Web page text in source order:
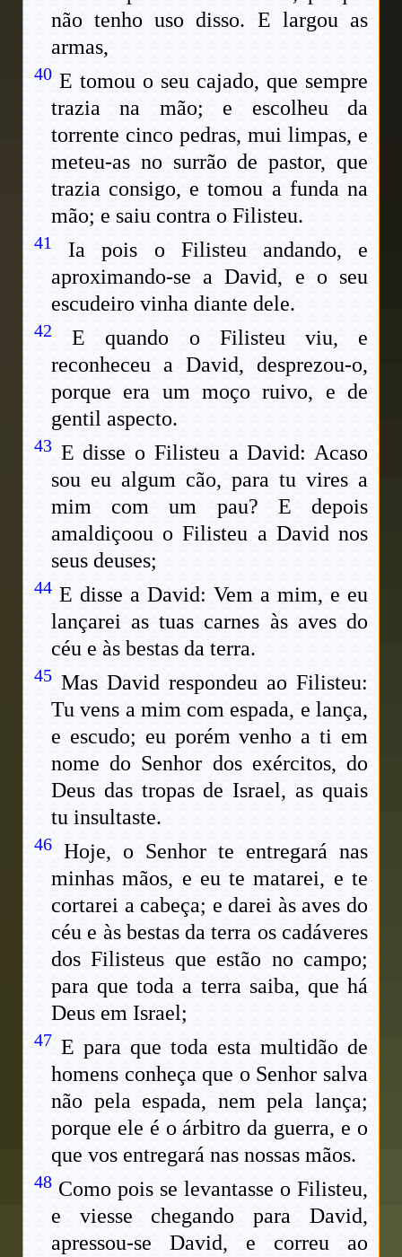
não tenho uso disso. E largou as
armas,
40 E tomou o seu cajado, que sempre
trazia na mão; e escolheu da
torrente cinco pedras, mui limpas, e
meteu-as no surrão de pastor, que
trazia consigo, e tomou a funda na
mão; e saiu contra o Filisteu.
41
Ia pois o Filisteu andando, e
aproximando-se a David, e o seu
escudeiro vinha diante dele.
42
E quando o Filisteu viu, e
reconheceu a David, desprezou-o,
porque era um moço ruivo, e de
gentil aspecto.
43 E disse o Filisteu a David: Acaso
sou eu algum cão, para tu vires a
mim com um pau? E depois
amaldiçoou o Filisteu a David nos
seus deuses;
44 E disse a David: Vem a mim, e eu
lançarei as tuas carnes às aves do
céu e às bestas da terra.
45 Mas David respondeu ao Filisteu:
Tu vens a mim com espada, e lança,
e escudo; eu porém venho a ti em
nome do Senhor dos exércitos, do
Deus das tropas de Israel, as quais
tu insultaste.
46 Hoje, o Senhor te entregará nas
minhas mãos, e eu te matarei, e te
cortarei a cabeça; e darei às aves do
céu e às bestas da terra os cadáveres
dos Filisteus que estão no campo;
para que toda a terra saiba, que há
Deus em Israel;
47 E para que toda esta multidão de
homens conheça que o Senhor salva
não pela espada, nem pela lança;
porque ele é o árbitro da guerra, e o
que vos entregará nas nossas mãos.
48 Como pois se levantasse o Filisteu,
e viesse chegando para David,
apressou-se David, e correu ao